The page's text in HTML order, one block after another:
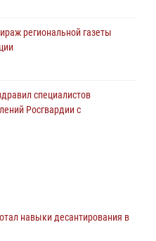
региональной газеты
специалистов
Росгвардии с
разведчик ВСУ на южном
навыки десантирования в